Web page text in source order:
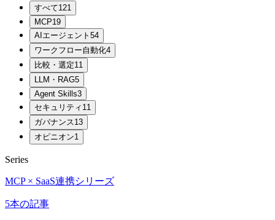
すべて121
MCP19
AIエージェント 54
ワークフロー自動化4
比較・選定11
LLM・RAG5
Agent Skills3
セキュリティ 11
ガバナンス 13
オピニオン1
Series
MCP × SaaS連携シリーズ
5本の記事